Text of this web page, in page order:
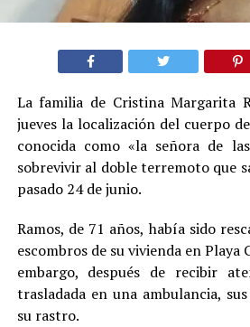
La familia de Cristina Margarita
jueves la localización del cuerpo
conocida como «la señora de
sobrevivir al doble terremoto que
pasado 24 de junio.
Ramos, de 71 años, había sido
escombros de su vivienda en Playa
embargo, después de recibir
trasladada en una ambulancia,
su rastro.